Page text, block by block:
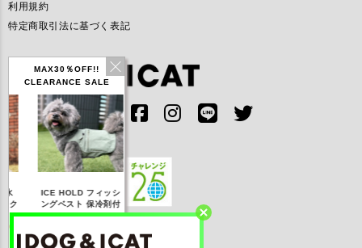
MAX30％OFF!!
CLEARANCE SALE
フィッシ
保冷剤付
】3,168
IDOG ICE HOLD ネ
ッククーラー 保冷剤
付
円(税込み)
UVカット
利用規約
特定商取引法に基づく表記